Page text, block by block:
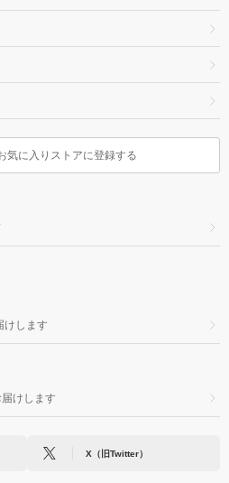
気に入りストアに登録する
けします
けします
X（旧Twitter）